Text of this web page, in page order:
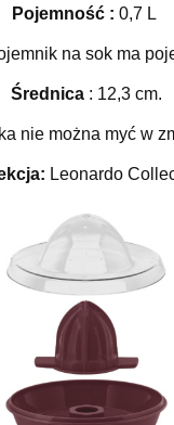
Pojemność : 0,7 L
na sok ma
Średnica : 12,3 cm.
nie można myć w
Leonardo